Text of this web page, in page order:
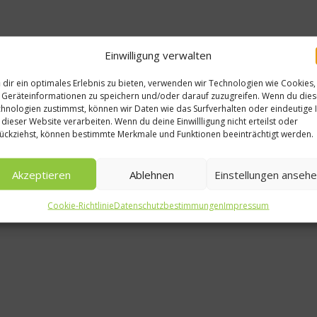
Einwilligung verwalten
dir ein optimales Erlebnis zu bieten, verwenden wir Technologien wie Cookies,
Geräteinformationen zu speichern und/oder darauf zuzugreifen. Wenn du
zustimmst, können wir Daten wie das Surfverhalten oder eindeutige
dieser Website verarbeiten. Wenn du deine Einwillligung nicht erteilst oder
können bestimmte Merkmale und Funktionen beeinträchtigt werden.
Akzeptieren Ablehnen Einstellungen
Cookie-RichtlinieDatenschutzbestimmungenImpressum
Rezept: